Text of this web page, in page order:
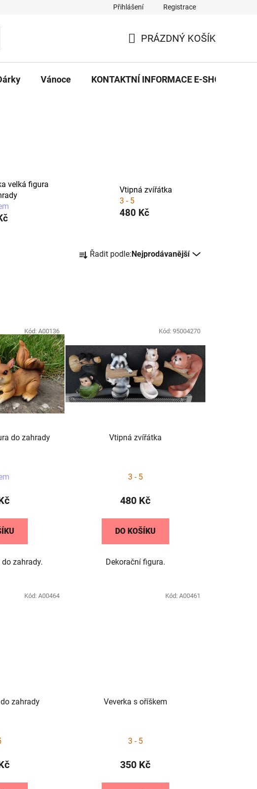
eDekor PROVOZOVNA OBCHODNÍ PODMÍNKY
Přihlášení Registrace
KOŠÍK
PRÁZDNÝ KOŠÍK
Vánoce KONTAKTNÍ INFORMACE E-SHOPU
velká figura
Vtipná zvířátka
3 - 5
480 Kč
a
o
d
u
k
t
Řadit podle: Nejprodávanější
do zahrady
zahrady.
Kód: A00136
Vtipná zvířátka
3 - 5
480 Kč
DO KOŠÍKU
Dekorační figura.
Kód: 95004270
zahrady
Kód: A00464
Veverka s oříškem
3 - 5
350 Kč
Kód: A00461